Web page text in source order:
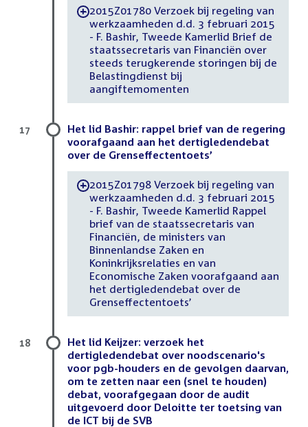
-2015Z01780 Verzoek bij regeling van
werkzaamheden d.d. 3 februari 2015
- F. Bashir, Tweede Kamerlid Brief de
staatssecretaris van Financiën over
steeds terugkerende storingen bij de
Belastingdienst bij
aangiftemomenten
Het lid Bashir: rappel brief van de regering
voorafgaand aan het dertigledendebat
over de Grenseffectentoets’
-2015Z01798 Verzoek bij regeling van
werkzaamheden d.d. 3 februari 2015
- F. Bashir, Tweede Kamerlid Rappel
brief van de staatssecretaris van
Financiën, de ministers van
Binnenlandse Zaken en
Koninkrijksrelaties en van
Economische Zaken voorafgaand aan
het dertigledendebat over de
Grenseffectentoets’
17
Het lid Keijzer: verzoek het
dertigledendebat over noodscenario's
voor pgb-houders en de gevolgen daarvan,
om te zetten naar een (snel te houden)
debat, voorafgegaan door de audit
uitgevoerd door Deloitte ter toetsing van
de ICT bij de SVB
18